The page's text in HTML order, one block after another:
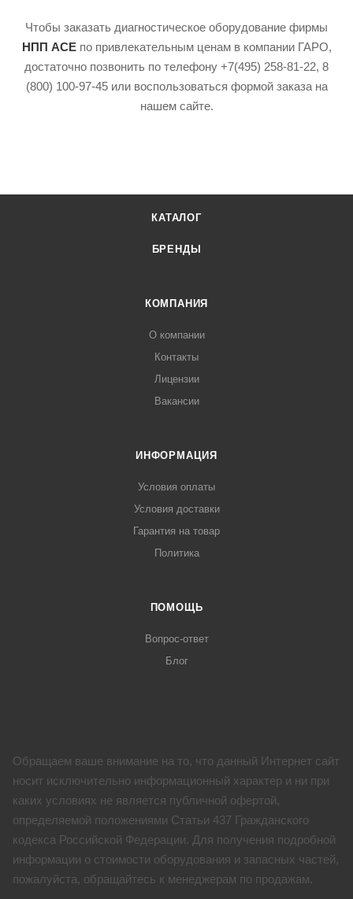
Чтобы заказать диагностическое оборудование фирмы
НПП АСЕпо привлекательным ценам в компании ГАРО,
достаточно позвонить по телефону +7(495) 258-81-22, 8
(800) 100-97-45 или воспользоваться формой заказа на
нашем сайте.
КАТАЛОГ
БРЕНДЫ
КОМПАНИЯ
О компании
Контакты
Лицензии
Вакансии
ИНФОРМАЦИЯ
Условия оплаты
Условия доставки
Гарантия на товар
Политика
ПОМОЩЬ
Вопрос-ответ
Блог
Обращаем ваше внимание на то, что данный Интернет сайт
носит исключительно информационный характер и ни при
каких условиях не является публичной офертой,
определяемой положениями Статьи 437 Гражданского
кодекса Российской Федерации. Для получения подробной
информации о стоимости оборудования и запасных частей,
пожалуйста, обращайтесь к менеджерам по продажам.